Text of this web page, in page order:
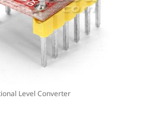
Level Converter